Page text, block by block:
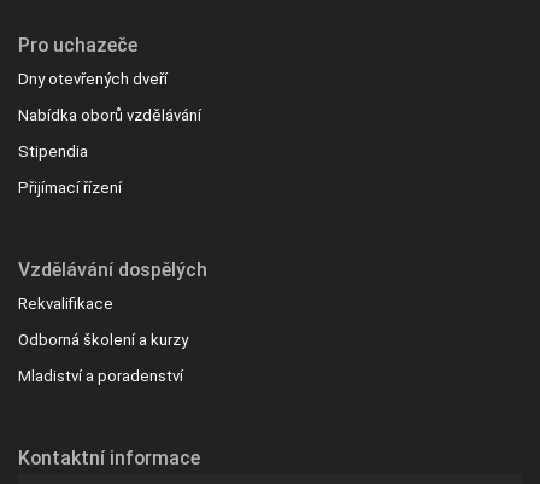
Pro uchazeče
Dny otevřených dveří
Nabídka oborů vzdělávání
Stipendia
Přijímací řízení
Vzdělávání dospělých
Rekvalifikace
Odborná školení a kurzy
Mladiství a poradenství
Kontaktní informace